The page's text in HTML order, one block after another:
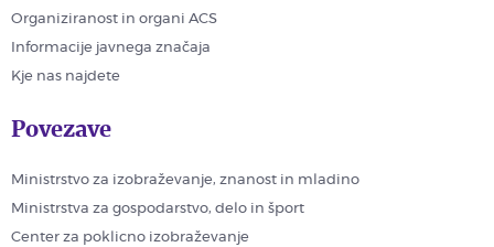
Organiziranost in organi ACS
Informacije javnega značaja
Kje nas najdete
Povezave
Ministrstvo za izobraževanje, znanost in mladino
Ministrstva za gospodarstvo, delo in šport
Center za poklicno izobraževanje